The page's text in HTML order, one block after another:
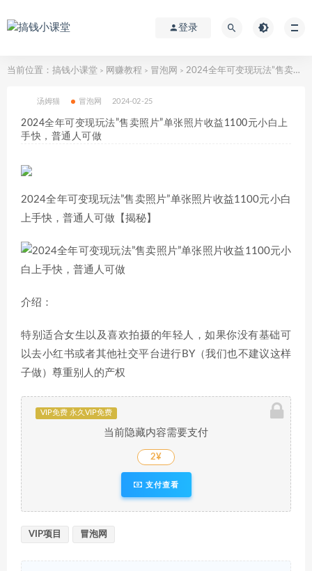
登录
当前位置： 搞钱小课堂 > 网赚教程 > 冒泡网 > 2024全年可变现玩法”售卖照片”单张照片收益1100元小白上手快，普通人可做
汤姆猫 冒泡网 2024-02-25
2024全年可变现玩法”售卖照片”单张照片收益1100元小白上
手快，普通人可做
2024全年可变现玩法”售卖照片”单张照片收益1100元小白
上手快，普通人可做【揭秘】
介绍：
特别适合女生以及喜欢拍摄的年轻人，如果你没有基础可
以去小红书或者其他社交平台进行BY（我们也不建议这样
子做）尊重别人的产权
VIP免费 永久VIP免费
当前隐藏内容需要支付
2¥
支付查看
VIP项目 冒泡网